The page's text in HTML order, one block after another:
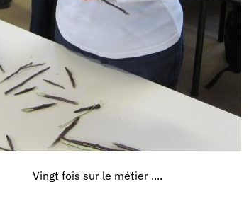
Vingt fois sur le métier ....